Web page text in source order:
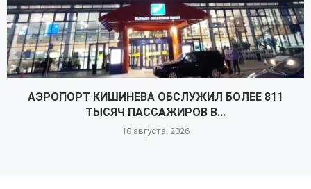
АЭРОПОРТ КИШИНЕВА ОБСЛУЖИЛ БОЛЕЕ 811
ТЫСЯЧ ПАССАЖИРОВ В...
10 августа, 2026